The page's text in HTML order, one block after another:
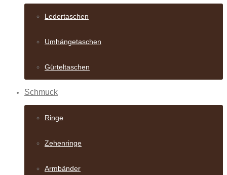
Ledertaschen
Umhängetaschen
Gürteltaschen
Schmuck
Ringe
Zehenringe
Armbänder